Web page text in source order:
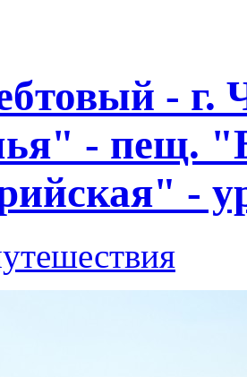
- г.
- пещ.
-